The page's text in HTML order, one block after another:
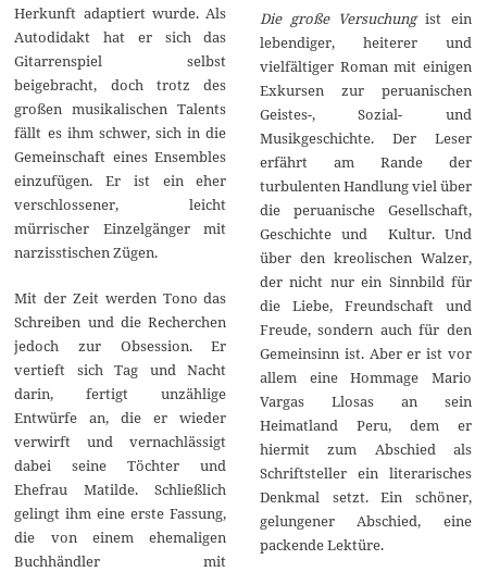
Herkunft adaptiert wurde. Als
Autodidakt hat er sich das
Gitarrenspiel selbst
beigebracht, doch trotz des
großen musikalischen Talents
fällt es ihm schwer, sich in die
Gemeinschaft eines Ensembles
einzufügen. Er ist ein eher
verschlossener, leicht
mürrischer Einzelgänger mit
narzisstischen Zügen.
Mit der Zeit werden Tono das
Schreiben und die Recherchen
jedoch zur Obsession. Er
vertieft sich Tag und Nacht
darin, fertigt unzählige
Entwürfe an, die er wieder
verwirft und vernachlässigt
dabei seine Töchter und
Ehefrau Matilde. Schließlich
gelingt ihm eine erste Fassung,
die von einem ehemaligen
Buchhändler mit
Die große Versuchungist ein
lebendiger, heiterer und
vielfältiger Roman mit einigen
Exkursen zur peruanischen
Geistes-, Sozial- und
Musikgeschichte. Der Leser
erfährt am Rande der
turbulenten Handlung viel über
die peruanische Gesellschaft,
Geschichte und Kultur. Und
über den kreolischen Walzer,
der nicht nur ein Sinnbild für
die Liebe, Freundschaft und
Freude, sondern auch für den
Gemeinsinn ist. Aber er ist vor
allem eine Hommage Mario
Vargas Llosas an sein
Heimatland Peru, dem er
hiermit zum Abschied als
Schriftsteller ein literarisches
Denkmal setzt. Ein schöner,
gelungener Abschied, eine
packende Lektüre.